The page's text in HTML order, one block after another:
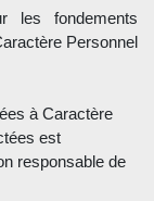
les fondements
Personnel
à Caractère
est
responsable de